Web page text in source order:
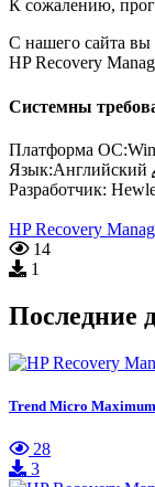
К сожалению,
С нашего сайта вы
HP Recovery
Системны
Платформа ОС:
Язык:Английский
Разработчик:
HP Recovery
14
1
Последние
Trend Micro
28
3